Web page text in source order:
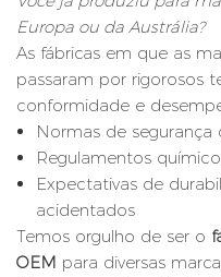
Europa ou da Austrália?
As fábricas em que as
passaram por rigorosos
conformidade e
Normas de segurança
Regulamentos
Expectativas de
acidentados
Temos orgulho de ser o
OEM para diversas